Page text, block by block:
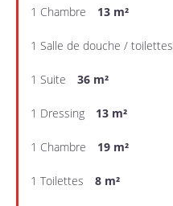
1 Chambre 13 m²
1 Salle de douche / toilettes
1 Suite 36 m²
1 Dressing 13 m²
1 Chambre 19 m²
1 Toilettes 8 m²